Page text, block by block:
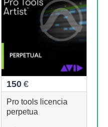
150 €
Pro tools licencia
perpetua